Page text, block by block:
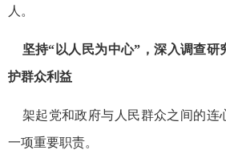
人。
坚持“以人民为中心”，深入调查研
护群众利益
架起党和政府与人民群众之间的连
一项重要职责。